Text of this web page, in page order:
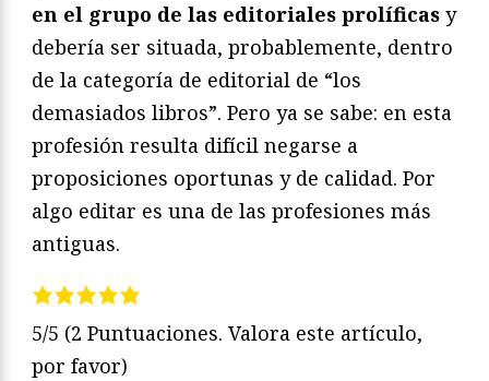
en el grupo de las editoriales prolíficas y
debería ser situada, probablemente, dentro
de la categoría de editorial de “los
demasiados libros”. Pero ya se sabe: en esta
profesión resulta difícil negarse a
proposiciones oportunas y de calidad. Por
algo editar es una de las profesiones más
antiguas.
5/5 (2 Puntuaciones. Valora este artículo,
por favor)